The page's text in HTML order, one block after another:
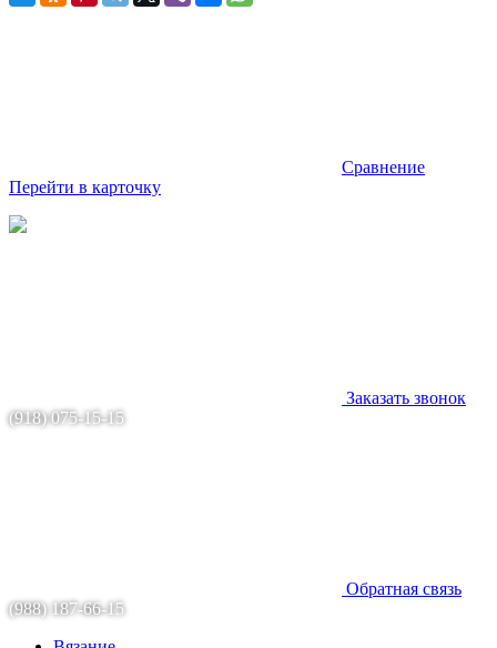
Сравнение
Перейти в карточку
Заказать звонок
(918) 075-15-15
Обратная связь
(988) 187-66-15